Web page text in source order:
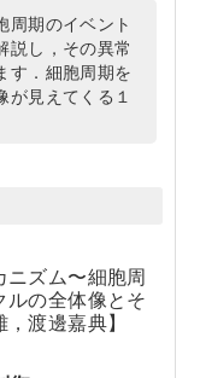
周期のイベント
説し，その異常
す．細胞周期を
見えてくる１
ズム〜細胞周
の全体像とそ
渡邊嘉典】